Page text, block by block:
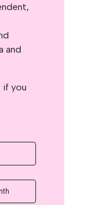
and
if you